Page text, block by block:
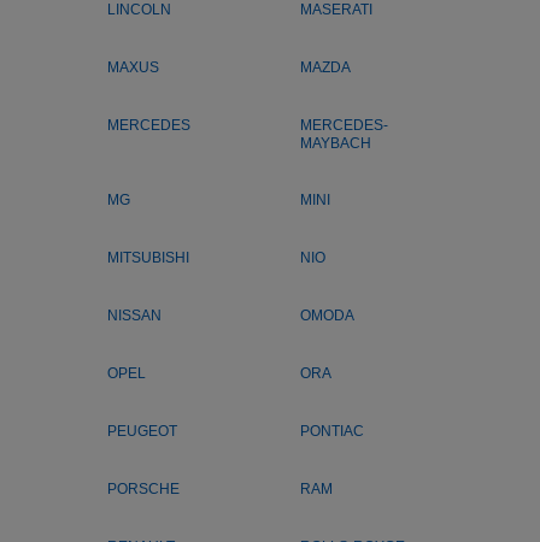
LINCOLN MASERATI
MAXUS MAZDA
MERCEDES
MERCEDES-
MAYBACH
MG MINI
MITSUBISHI NIO
NISSAN OMODA
OPEL ORA
PEUGEOT PONTIAC
PORSCHE RAM